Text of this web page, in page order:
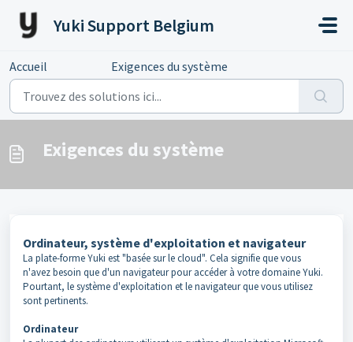
Yuki Support Belgium
Accueil Exigences du système
Exigences du système
Ordinateur, système d'exploitation et navigateur
La plate-forme Yuki est "basée sur le cloud". Cela signifie que vous
n'avez besoin que d'un navigateur pour accéder à votre domaine Yuki.
Pourtant, le système d'exploitation et le navigateur que vous utilisez
sont pertinents.
Ordinateur